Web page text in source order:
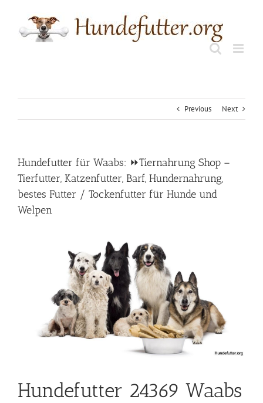
content
Previous Next
Hundefutter für Waabs: ⏩Tiernahrung Shop –
Tierfutter, Katzenfutter, Barf, Hundernahrung,
bestes Futter / Tockenfutter für Hunde und
Welpen
Hundefutter 24369 Waabs